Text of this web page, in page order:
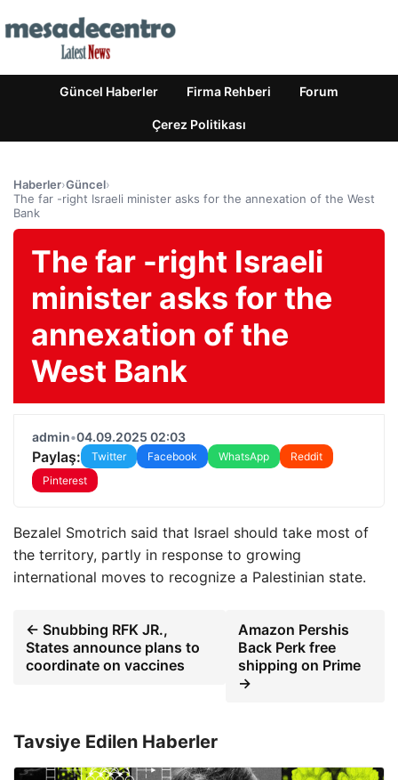
Güncel Haberler Firma Rehberi Forum
Çerez Politikası
Haberler›Güncel›
The far -right Israeli minister asks for the annexation of the West
Bank
The far -right Israeli
minister asks for the
annexation of the
West Bank
admin•04.09.2025 02:03
Paylaş: Twitter Facebook WhatsApp
Reddit
Pinterest
Bezalel Smotrich said that Israel should take most of
the territory, partly in response to growing
international moves to recognize a Palestinian state.
← Snubbing RFK JR.,
States announce plans to
coordinate on vaccines
Amazon Pershis
Back Perk free
shipping on Prime
→
Tavsiye Edilen Haberler